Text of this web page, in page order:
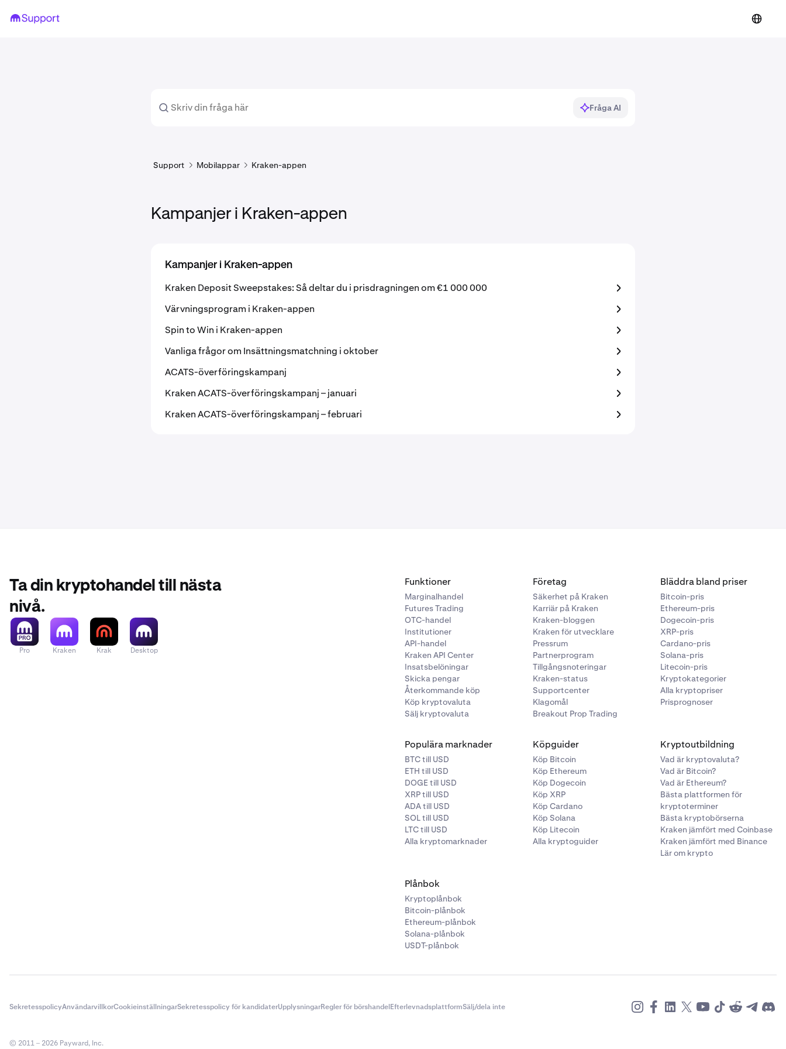
Fråga AI
Support Mobilappar Kraken-appen
Kampanjer i Kraken-appen
Kampanjer i Kraken-appen
Kraken Deposit Sweepstakes: Så deltar du i prisdragningen om €1 000 000
Värvningsprogram i Kraken-appen
Spin to Win i Kraken-appen
Vanliga frågor om Insättningsmatchning i oktober
ACATS-överföringskampanj
Kraken ACATS-överföringskampanj – januari
Kraken ACATS-överföringskampanj – februari
Ta din kryptohandel till nästa
nivå.
Pro Kraken Krak Desktop
Funktioner
Marginalhandel
Futures Trading
OTC-handel
Institutioner
API-handel
Kraken API Center
Insatsbelöningar
Skicka pengar
Återkommande köp
Köp kryptovaluta
Sälj kryptovaluta
Företag
Säkerhet på Kraken
Karriär på Kraken
Kraken-bloggen
Kraken för utvecklare
Pressrum
Partnerprogram
Tillgångsnoteringar
Kraken-status
Supportcenter
Klagomål
Breakout Prop Trading
Bläddra bland priser
Bitcoin-pris
Ethereum-pris
Dogecoin-pris
XRP-pris
Cardano-pris
Solana-pris
Litecoin-pris
Kryptokategorier
Alla kryptopriser
Prisprognoser
Populära marknader
BTC till USD
ETH till USD
DOGE till USD
XRP till USD
ADA till USD
SOL till USD
LTC till USD
Alla kryptomarknader
Köpguider
Köp Bitcoin
Köp Ethereum
Köp Dogecoin
Köp XRP
Köp Cardano
Köp Solana
Köp Litecoin
Alla kryptoguider
Kryptoutbildning
Vad är kryptovaluta?
Vad är Bitcoin?
Vad är Ethereum?
Bästa plattformen för
kryptoterminer
Bästa kryptobörserna
Kraken jämfört med Coinbase
Kraken jämfört med Binance
Lär om krypto
Plånbok
Kryptoplånbok
Bitcoin-plånbok
Ethereum-plånbok
Solana-plånbok
USDT-plånbok
SekretesspolicyAnvändarvillkorCookieinställningarSekretesspolicy för kandidaterUpplysningarRegler för börshandelEfterlevnadsplattformSälj/dela inte
© 2011 – 2026 Payward, Inc.